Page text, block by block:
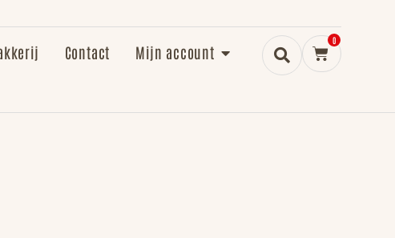
Contact Mijn account
0